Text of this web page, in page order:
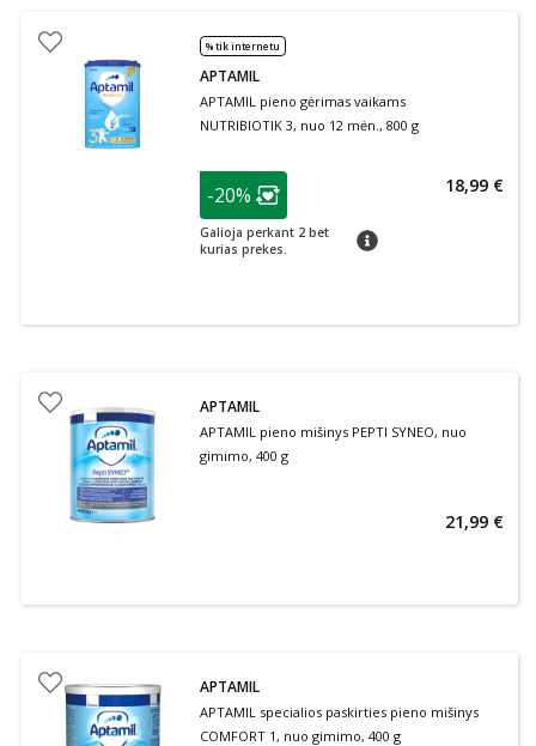
% tik internetu
APTAMIL
APTAMIL pieno gėrimas vaikams
NUTRIBIOTIK 3, nuo 12 mėn., 800 g
patarimas
Lojalumo klubo narių nuolaida
-20%
Galioja perkant 2 bet
kurias prekes.
patarimas
18,99 €
APTAMIL
APTAMIL pieno mišinys PEPTI SYNEO, nuo
gimimo, 400 g
21,99 €
APTAMIL
APTAMIL specialios paskirties pieno mišinys
COMFORT 1, nuo gimimo, 400 g